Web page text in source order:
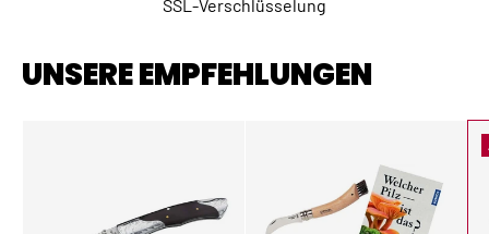
SSL-Verschlüsselung
UNSERE EMPFEHLUNGEN